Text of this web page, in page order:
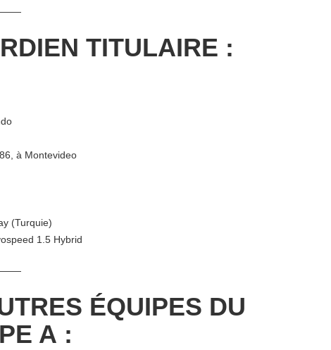
TITULAIRE :
à Montevideo
(Turquie)
1.5 Hybrid
ÉQUIPES DU
A :